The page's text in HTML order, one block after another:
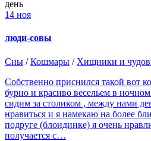
день
14 ноя
люди-совы
Сны /Кошмары / Хищники и
Собственно приснился такой вот
бурно и красиво весельем в
сидим за столиком , между нами
нравиться и я намекаю на более
подруге (блондинке) я очень
получается с…